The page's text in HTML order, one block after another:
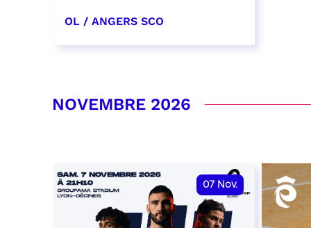
OL / ANGERS SCO
RÉSERVER
NOVEMBRE 2026
07 Nov.